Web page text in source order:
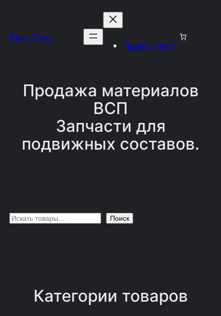
содержимому
Rails Torg
Прайс-лист
Продажа материалов
ВСП
Запчасти для
подвижных составов.
П
Поиск
Категории товаров